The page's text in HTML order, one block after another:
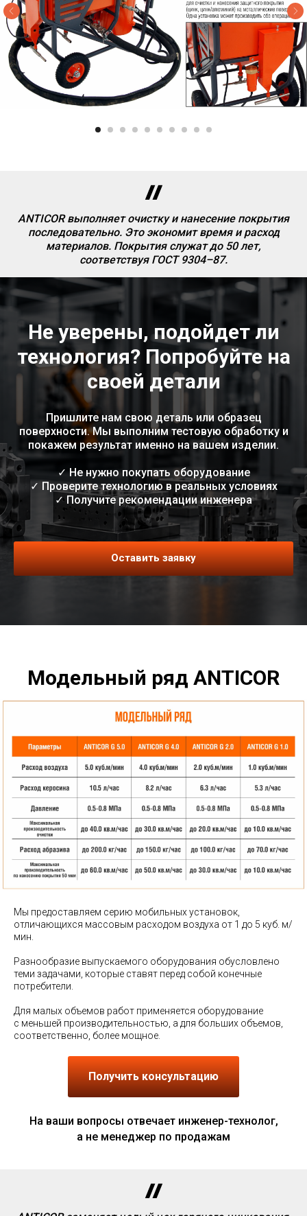
ANTICOR выполняет очистку и нанесение покрытия
последовательно. Это экономит время и расход
материалов. Покрытия служат до 50 лет,
соответствуя ГОСТ 9304–87.
Не уверены, подойдет ли
технология? Попробуйте на
своей детали
Пришлите нам свою деталь или образец
поверхности. Мы выполним тестовую обработку и
покажем результат именно на вашем изделии.
✓ Не нужно покупать оборудование
✓ Проверите технологию в реальных условиях
✓ Получите рекомендации инженера
Оставить заявку
Модельный ряд ANTICOR
Мы предоставляем серию мобильных установок,
отличающихся массовым расходом воздуха от 1 до 5 куб. м/
мин.
Разнообразие выпускаемого оборудования обусловлено
теми задачами, которые ставят перед собой конечные
потребители.
Для малых объемов работ применяется оборудование
с меньшей производительностью, а для больших объемов,
соответственно, более мощное.
Получить консультацию
На ваши вопросы отвечает инженер-технолог,
а не менеджер по продажам